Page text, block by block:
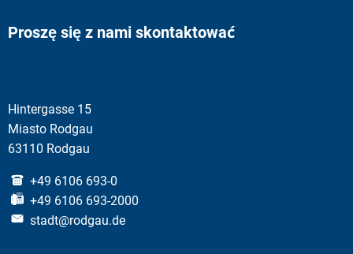
Proszę się z nami skontaktować
Hintergasse 15
Miasto Rodgau
63110 Rodgau
+49 6106 693-0
+49 6106 693-2000
stadt@rodgau.de